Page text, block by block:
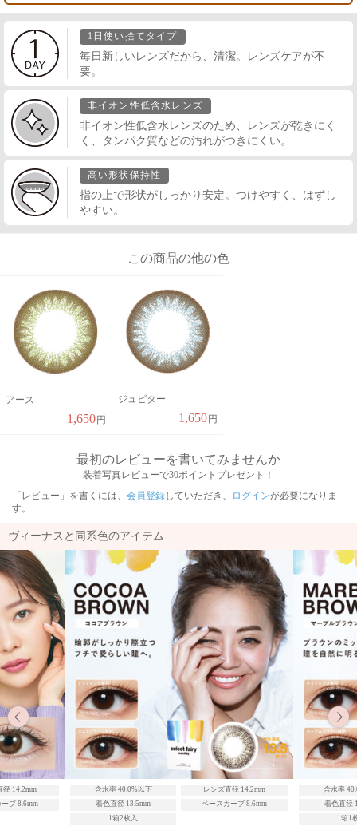
1日使い捨てタイプ
毎日新しいレンズだから、清潔。レンズケアが不
要。
非イオン性低含水レンズ
非イオン性低含水レンズのため、レンズが乾きにく
く、タンパク質などの汚れがつきにくい。
高い形状保持性
指の上で形状がしっかり安定。つけやすく、はずし
やすい。
この商品の他の色
アース
1,650円
ジュピター
1,650円
最初のレビューを書いてみませんか
装着写真レビューで30ポイントプレゼント！
「レビュー」を書くには、 会員登録していただき、 ログインが必要になりま
す。
ヴィーナスと同系色のアイテム
径 14.2mm
ブ 8.6mm
含水率 40.0%以下
レンズ直径 14.2mm
着色直径 13.5mm
ベースカーブ 8.6mm
1箱2枚入
含水率
着色直径
1箱1